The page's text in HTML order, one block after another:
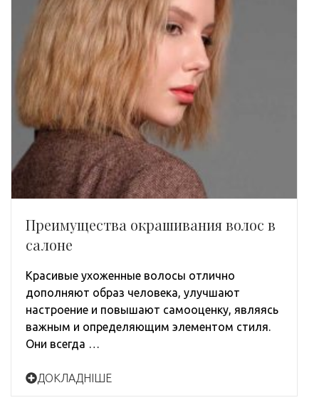
Преимущества окрашивания волос в
салоне
Красивые ухоженные волосы отлично
дополняют образ человека, улучшают
настроение и повышают самооценку, являясь
важным и определяющим элементом стиля.
Они всегда …
ДОКЛАДНІШЕ